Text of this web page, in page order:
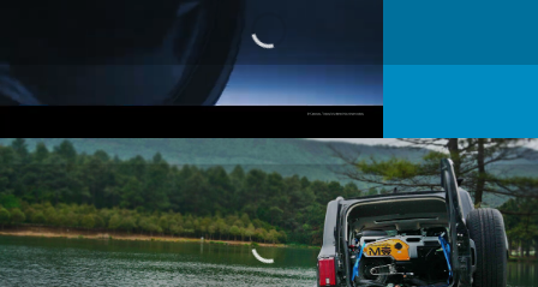
YA DISPONIBLE
FELO M1
1.990€